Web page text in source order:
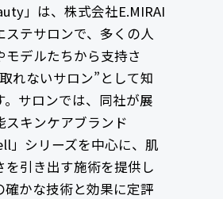
」は、株式会社E.MIRAI
ステサロンで、多くの人
モデルたちから支持さ
れないサロン”として知
。サロンでは、同社が展
スキンケアブランド
」シリーズを中心に、肌
を引き出す施術を提供し
確かな技術と効果に定評